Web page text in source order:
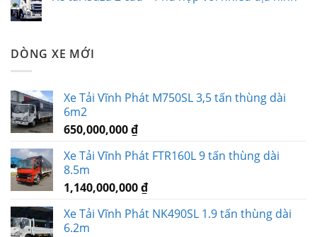
DÒNG XE MỚI
Xe Tải Vĩnh Phát M750SL 3,5 tấn thùng dài
6m2
650,000,000₫
Xe Tải Vĩnh Phát FTR160L 9 tấn thùng dài
8.5m
1,140,000,000₫
Xe Tải Vĩnh Phát NK490SL 1.9 tấn thùng dài
6.2m